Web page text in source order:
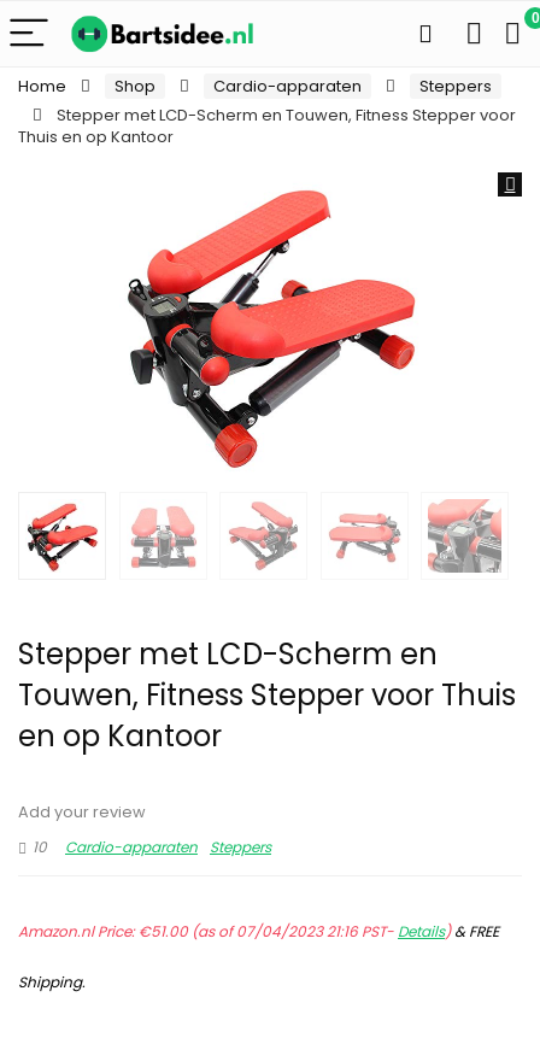
0
Home Shop Cardio-apparaten
Steppers
Stepper met LCD-Scherm en Touwen, Fitness Stepper voor
Thuis en op Kantoor
Stepper met LCD-Scherm en
Touwen, Fitness Stepper voor Thuis
en op Kantoor
Add your review
10
Cardio-apparaten Steppers
Amazon.nl Price:€51.00(as of 07/04/2023 21:16 PST- Details)&FREE
Shipping.